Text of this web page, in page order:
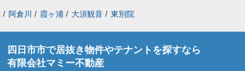
/ 阿倉川 / 霞ヶ浦 / 大須観音 / 東別院
四日市市で居抜き物件やテナントを探すなら
有限会社マミー不動産